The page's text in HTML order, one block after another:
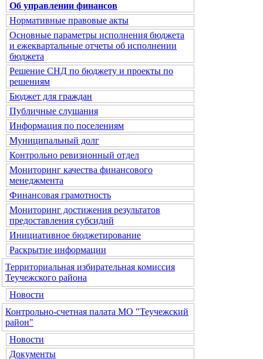
Об управлении финансов
Нормативные правовые акты
Основные параметры исполнения бюджета
и ежеквартальные отчеты об исполнении
бюджета
Решение СНД по бюджету и проекты по
решениям
Бюджет для граждан
Публичные слушания
Информация по поселениям
Муниципальный долг
Контрольно ревизионный отдел
Мониторинг качества финансового
менеджмента
Финансовая грамотность
Мониторинг достижения результатов
предоставления субсидий
Инициативное бюджетирование
Раскрытие информации
Территориальная избирательная комиссия
Теучежского района
Новости
Контрольно-счетная палата МО "Теучежский
район"
Новости
Документы